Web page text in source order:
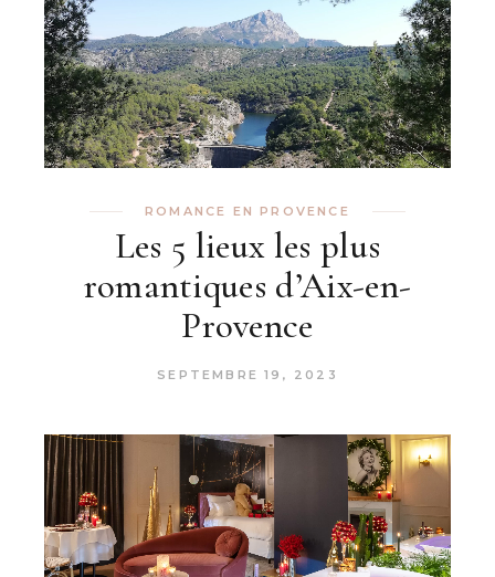
ROMANCE EN PROVENCE
Les 5 lieux les plus
romantiques d’Aix-en-
Provence
SEPTEMBRE 19, 2023